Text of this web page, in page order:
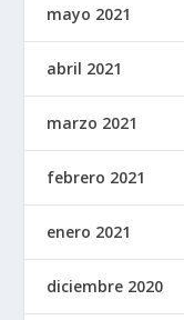
mayo 2021
abril 2021
marzo 2021
febrero 2021
enero 2021
diciembre 2020